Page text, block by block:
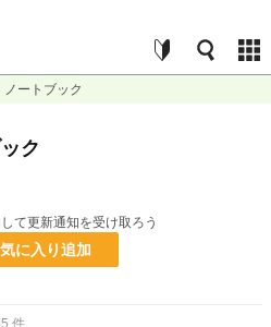
ノートブック
ク
て更新通知を受け取ろう
に入り追加
件